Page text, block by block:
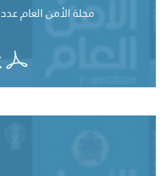
مجلة الأمن العام عدد 153 حزيران 2026